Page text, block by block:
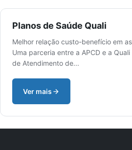
Planos de Saúde Quali
Melhor relação custo-benefício em
Uma parceria entre a APCD e a
de Atendimento de...
Ver mais